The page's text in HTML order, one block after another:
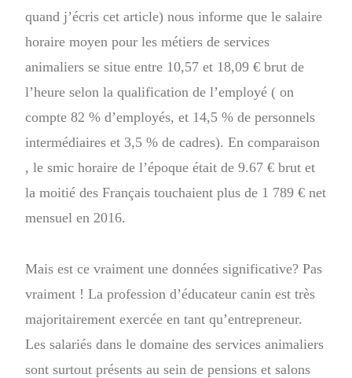
quand j’écris cet article) nous informe que le salaire
horaire moyen pour les métiers de services
animaliers se situe entre 10,57 et 18,09 € brut de
l’heure selon la qualification de l’employé ( on
compte 82 % d’employés, et 14,5 % de personnels
intermédiaires et 3,5 % de cadres). En comparaison
, le smic horaire de l’époque était de 9.67 € brut et
la moitié des Français touchaient plus de 1 789 € net
mensuel en 2016.
Mais est ce vraiment une données significative? Pas
vraiment ! La profession d’éducateur canin est très
majoritairement exercée en tant qu’entrepreneur.
Les salariés dans le domaine des services animaliers
sont surtout présents au sein de pensions et salons